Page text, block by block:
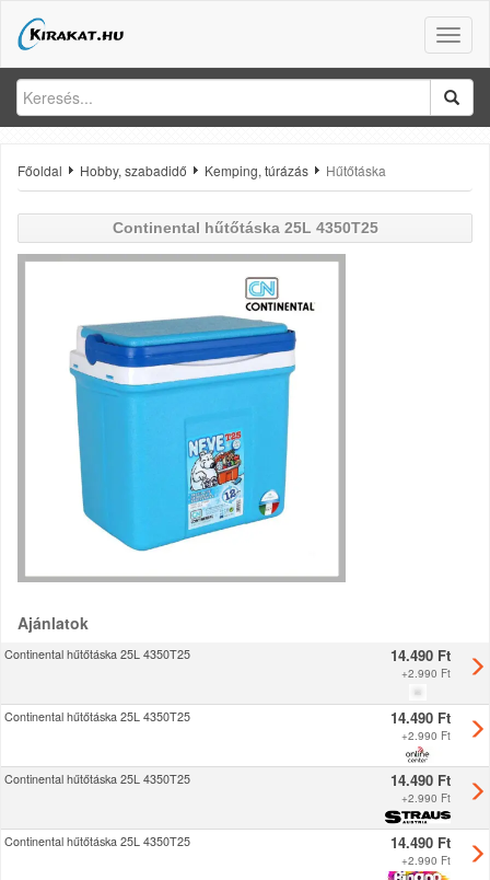
Toggle
Főoldal Hobby, szabadidő Kemping, túrázás Hűtőtáska
Continental hűtőtáska 25L 4350T25
Ajánlatok
Continental hűtőtáska 25L 4350T25 14.490 Ft
+2.990 Ft
Continental hűtőtáska 25L 4350T25 14.490 Ft
+2.990 Ft
Continental hűtőtáska 25L 4350T25 14.490 Ft
+2.990 Ft
Continental hűtőtáska 25L 4350T25 14.490 Ft
+2.990 Ft